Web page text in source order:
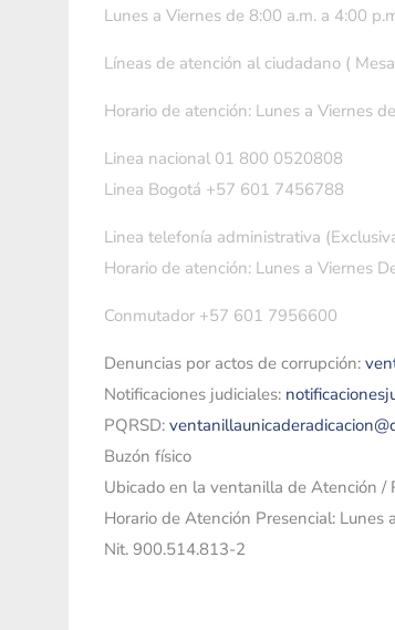
Lunes a Viernes de 8:00 a.m. a 4:00
Líneas de atención al ciudadano (
Horario de atención: Lunes a Viernes
Linea nacional 01 800 0520808
Linea Bogotá +57 601 7456788
Linea telefonía administrativa
Horario de atención: Lunes a Viernes
Conmutador +57 601 7956600
Denuncias por actos de corrupción:
Notificaciones judiciales:
PQRSD:
Buzón físico
Ubicado en la ventanilla de Atención /
Horario de Atención Presencial: Lunes
Nit. 900.514.813-2